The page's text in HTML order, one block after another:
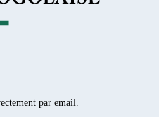
par email.